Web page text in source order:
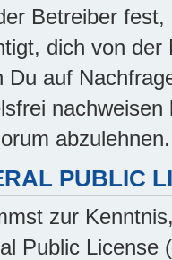
Betreiber
dich von
Du auf
abzulehnen.
PUBLIC
zur
Public License